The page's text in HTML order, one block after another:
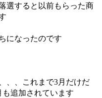
選すると以前もらった商
になったのです
、、これまで3月だけだ
追加されています